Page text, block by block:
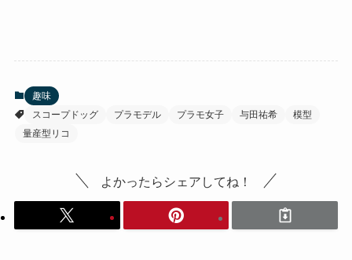
趣味
スコープドッグ
プラモデル プラモ女子 与田祐希
模型
量産型リコ
よかったらシェアしてね！